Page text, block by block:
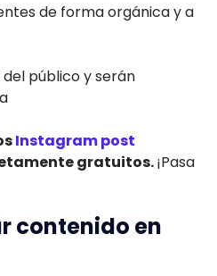
de forma orgánica y a
público y serán
Instagram post
gratuitos.¡Pasa
contenido en